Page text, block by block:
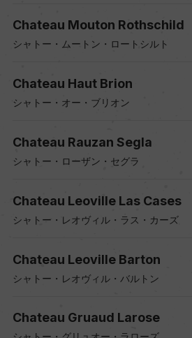
Chateau Mouton Rothschild
シャトー・ムートン・ロートシルト
Chateau Haut Brion
シャトー・オー・ブリオン
Chateau Rauzan Segla
シャトー・ローザン・セグラ
Chateau Leoville Las Cases
シャトー・レオヴィル・ラス・カーズ
Chateau Leoville Barton
シャトー・レオヴィル・バルトン
Chateau Gruaud Larose